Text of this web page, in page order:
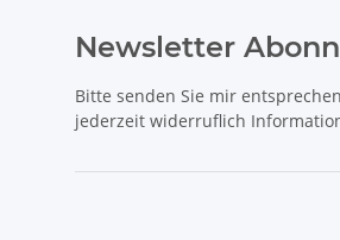
Newsletter
Bitte senden Sie mir
jederzeit widerruflich